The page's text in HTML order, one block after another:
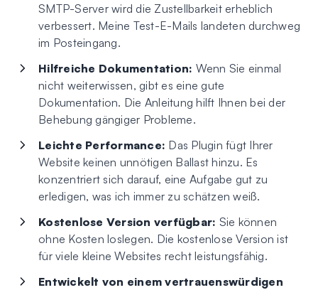
SMTP-Server wird die Zustellbarkeit erheblich
verbessert. Meine Test-E-Mails landeten durchweg
im Posteingang.
Hilfreiche Dokumentation: Wenn Sie einmal
nicht weiterwissen, gibt es eine gute
Dokumentation. Die Anleitung hilft Ihnen bei der
Behebung gängiger Probleme.
Leichte Performance: Das Plugin fügt Ihrer
Website keinen unnötigen Ballast hinzu. Es
konzentriert sich darauf, eine Aufgabe gut zu
erledigen, was ich immer zu schätzen weiß.
Kostenlose Version verfügbar: Sie können
ohne Kosten loslegen. Die kostenlose Version ist
für viele kleine Websites recht leistungsfähig.
Entwickelt von einem vertrauenswürdigen